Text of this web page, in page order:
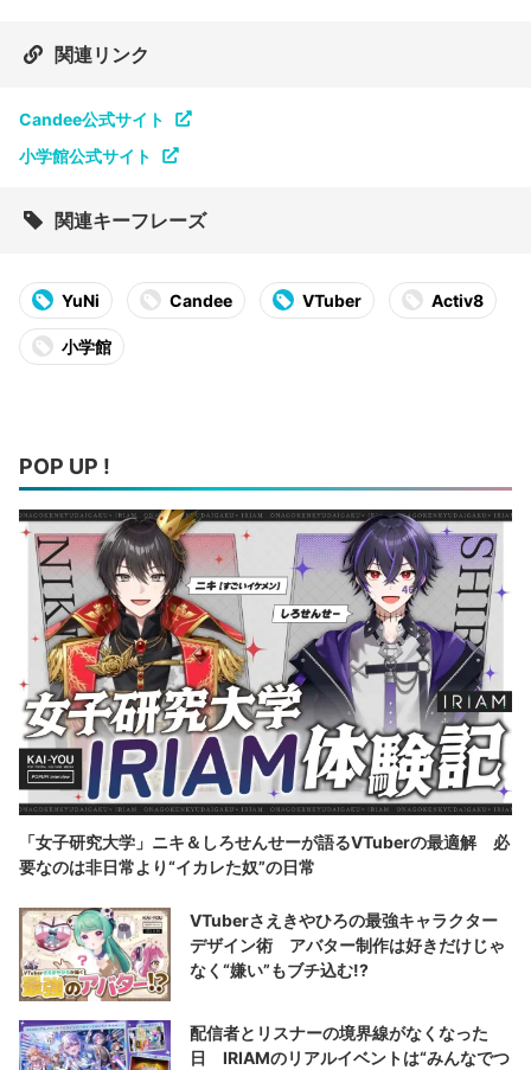
関連リンク
Candee公式サイト
小学館公式サイト
関連キーフレーズ
YuNi Candee VTuber Activ8
小学館
POP UP !
「女子研究大学」ニキ＆しろせんせーが語るVTuberの最適解 必
要なのは非日常より“イカレた奴”の日常
VTuberさえきやひろの最強キャラクター
デザイン術 アバター制作は好きだけじゃ
なく“嫌い”もブチ込む!?
配信者とリスナーの境界線がなくなった
日 IRIAMのリアルイベントは“みんなでつ